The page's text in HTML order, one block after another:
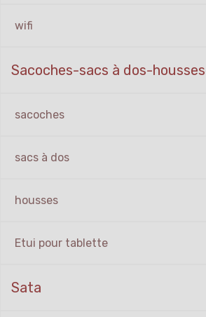
wifi
Sacoches-sacs à dos-
sacoches
sacs à dos
housses
Etui pour tablette
Sata